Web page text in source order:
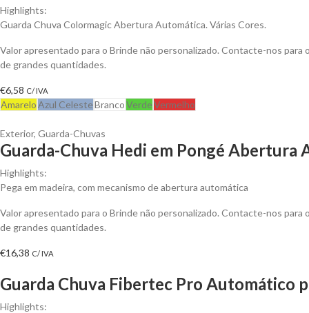
Highlights:
Guarda Chuva Colormagic Abertura Automática. Várias Cores.
Valor apresentado para o Brinde não personalizado. Contacte-nos
de grandes quantidades.
€6,58 C/ IVA
AmareloAzul CelesteBrancoVerdeVermelho
Exterior, Guarda-Chuvas
Guarda-Chuva Hedi em Pongé Abertura
Highlights:
Pega em madeira, com mecanismo de abertura automática
Valor apresentado para o Brinde não personalizado. Contacte-nos
de grandes quantidades.
€16,38 C/ IVA
Guarda Chuva Fibertec Pro Automático
Highlights: